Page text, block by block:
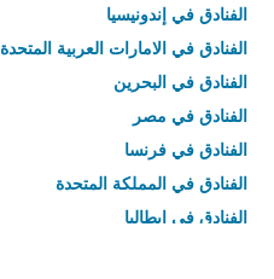
الفنادق في إندونيسيا
الفنادق في الامارات العربية المتحدة
الفنادق في البحرين
الفنادق في مصر
الفنادق في فرنسا
الفنادق في المملكة المتحدة
الفنادق في إيطاليا